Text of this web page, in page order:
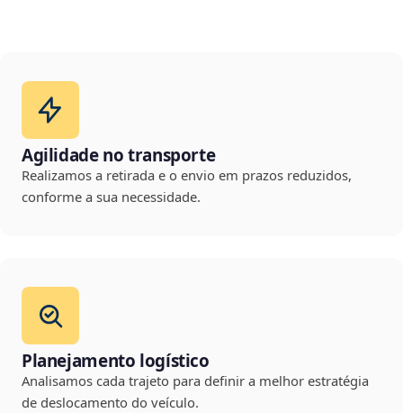
Agilidade no transporte
Realizamos a retirada e o envio em prazos reduzidos,
conforme a sua necessidade.
Planejamento logístico
Analisamos cada trajeto para definir a melhor estratégia
de deslocamento do veículo.